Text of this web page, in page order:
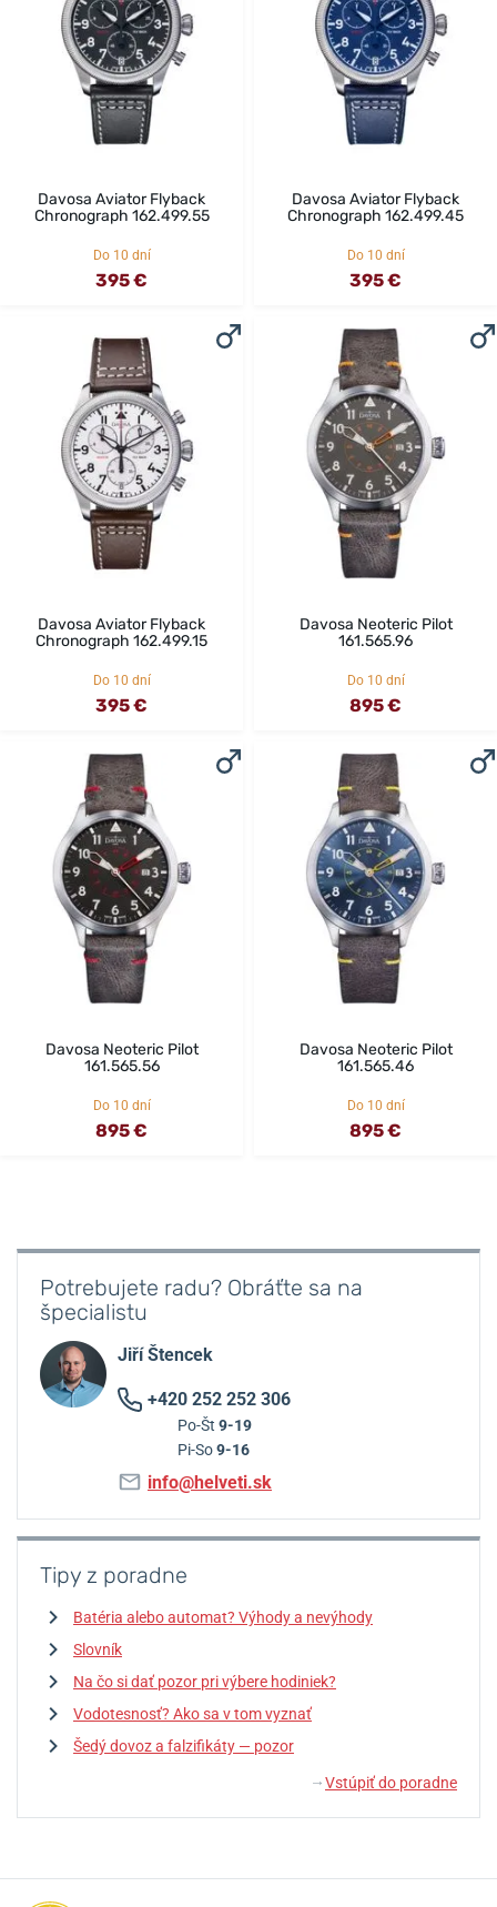
Davosa Aviator Flyback
Chronograph 162.499.55
Do 10 dní
395 €
Davosa Aviator Flyback
Chronograph 162.499.45
Do 10 dní
395 €
Davosa Aviator Flyback
Chronograph 162.499.15
Do 10 dní
395 €
Davosa Neoteric Pilot
161.565.96
Do 10 dní
895 €
Davosa Neoteric Pilot
161.565.56
Do 10 dní
895 €
Davosa Neoteric Pilot
161.565.46
Do 10 dní
895 €
Potrebujete radu? Obráťte sa na
špecialistu
Jiří Štencek
+420 252 252 306
Po-Št 9-19
Pi-So9-16
info@helveti.sk
Tipy z poradne
Batéria alebo automat? Výhody a nevýhody
Slovník
Na čo si dať pozor pri výbere hodiniek?
Vodotesnosť? Ako sa v tom vyznať
Šedý dovoz a falzifikáty — pozor
↓ Vstúpiť do poradne